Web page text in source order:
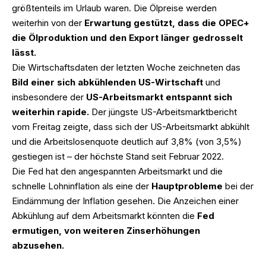
größtenteils im Urlaub waren. Die Ölpreise werden
weiterhin von der Erwartung gestützt, dass die OPEC+
die Ölproduktion und den Export länger gedrosselt
lässt.
Die Wirtschaftsdaten der letzten Woche zeichneten das
Bild einer sich abkühlenden US-Wirtschaft und
insbesondere der US-Arbeitsmarkt entspannt sich
weiterhin rapide. Der jüngste US-Arbeitsmarktbericht
vom Freitag zeigte, dass sich der US-Arbeitsmarkt abkühlt
und die Arbeitslosenquote deutlich auf 3,8% (von 3,5%)
gestiegen ist – der höchste Stand seit Februar 2022.
Die Fed hat den angespannten Arbeitsmarkt und die
schnelle Lohninflation als eine der Hauptprobleme bei der
Eindämmung der Inflation gesehen. Die Anzeichen einer
Abkühlung auf dem Arbeitsmarkt könnten die Fed
ermutigen, von weiteren Zinserhöhungen
abzusehen.